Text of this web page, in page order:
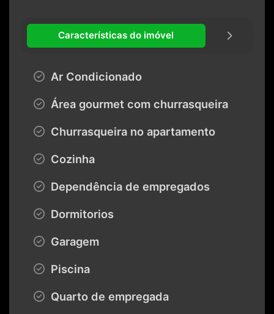
Características do imóvel
Ar Condicionado
Área gourmet com churrasqueira
Churrasqueira no apartamento
Cozinha
Dependência de empregados
Dormitorios
Garagem
Piscina
Quarto de empregada